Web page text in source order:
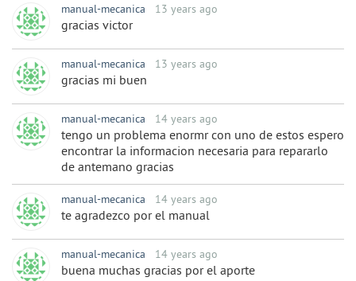
manual-mecanica 13 years ago
gracias victor
manual-mecanica 13 years ago
gracias mi buen
manual-mecanica 14 years ago
tengo un problema enormr con uno de estos espero
encontrar la informacion necesaria para repararlo
de antemano gracias
manual-mecanica 14 years ago
te agradezco por el manual
manual-mecanica 14 years ago
buena muchas gracias por el aporte